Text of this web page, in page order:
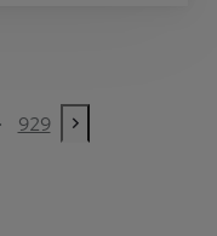
929
Next page